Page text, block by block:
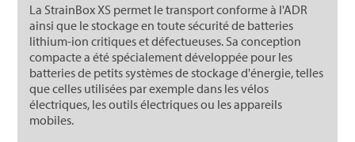
La StrainBox XS permet le transport conforme à l'ADR
ainsi que le stockage en toute sécurité de batteries
lithium-ion critiques et défectueuses. Sa conception
compacte a été spécialement développée pour les
batteries de petits systèmes de stockage d'énergie, telles
que celles utilisées par exemple dans les vélos
électriques, les outils électriques ou les appareils
mobiles.